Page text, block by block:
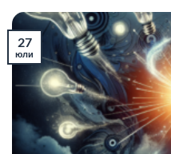
27
юли